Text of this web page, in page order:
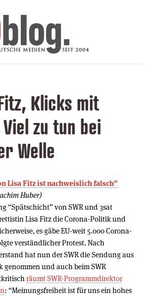
Klicks mit
zu tun bei
Welle
Lisa Fitz ist nachweislich falsch”
Huber)
“Spätschicht” von SWR und 3sat
Lisa Fitz die Corona-Politik und
es gäbe EU-weit 5.000 Corona-
verständlicher Protest. Nach
hat nun der SWR die Sendung aus
genommen und auch beim SWR
räumt SWR-Programmdirektor
: “Meinungsfreiheit ist für uns ein hohes